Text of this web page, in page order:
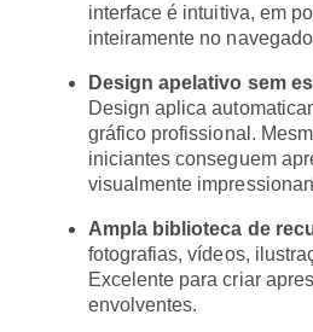
interface é intuitiva, em
inteiramente no
Design apelativo sem
Design aplica
gráfico profissional.
iniciantes conseguem
visualmente
Ampla biblioteca de
fotografias, vídeos,
Excelente para criar
envolventes.